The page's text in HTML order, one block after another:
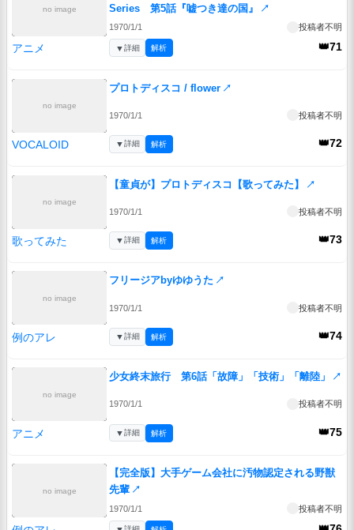
no image
Series 第5話『嘘つき達の国』
↗
1970/1/1 投稿者不明
アニメ 👑71
▼詳細 解析
no image
プロトディスコ / flower ↗
1970/1/1 投稿者不明
VOCALOID 👑72
▼詳細 解析
no image
【童貞が】プロトディスコ【歌ってみた】 ↗
1970/1/1 投稿者不明
歌ってみた 👑73
▼詳細 解析
no image
フリージアbyゆゆうた ↗
1970/1/1 投稿者不明
例のアレ 👑74
▼詳細 解析
no image
少女終末旅行 第6話「故障」「技術」「離陸」 ↗
1970/1/1 投稿者不明
アニメ 👑75
▼詳細 解析
no image
【完全版】大手ゲーム会社に汚物認定される野獣
先輩 ↗
1970/1/1 投稿者不明